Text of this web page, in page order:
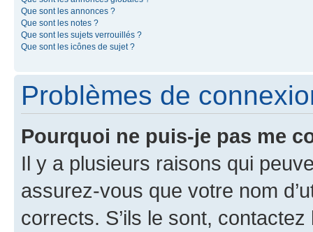
Que sont les annonces ?
Que sont les notes ?
Que sont les sujets verrouillés ?
Que sont les icônes de sujet ?
Problèmes de
Pourquoi ne puis-je pas me
Il y a plusieurs raisons qui
assurez-vous que votre nom
corrects. S’ils le sont,